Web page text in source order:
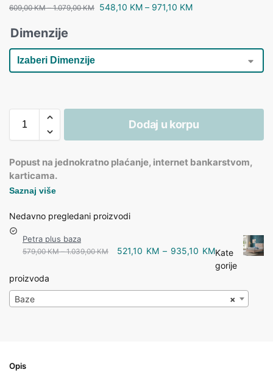
609,00KM – 1.079,00KM 548,10 KM – 971,10 KM
Dimenzije
Dodaj u korpu
Popust na jednokratno plaćanje, internet bankarstvom,
karticama.
Saznaj više
Nedavno pregledani proizvodi
Petra plus baza
579,00KM – 1.039,00KM 521,10 KM – 935,10 KMKate
gorije
proizvoda
×
Baze
Opis